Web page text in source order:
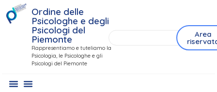
Ordine delle
Psicologhe e degli
Psicologi del
Piemonte
Rappresentiamo e tuteliamo la
Psicologia, le Psicologhe e gli
Psicologi del Piemonte
Area